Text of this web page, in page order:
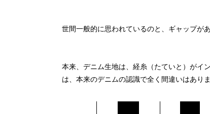
世間一般的に思われているのと、ギャップが
本来、デニム生地は、経糸（たていと）がイ
は、本来のデニムの認識で全く間違いはあり